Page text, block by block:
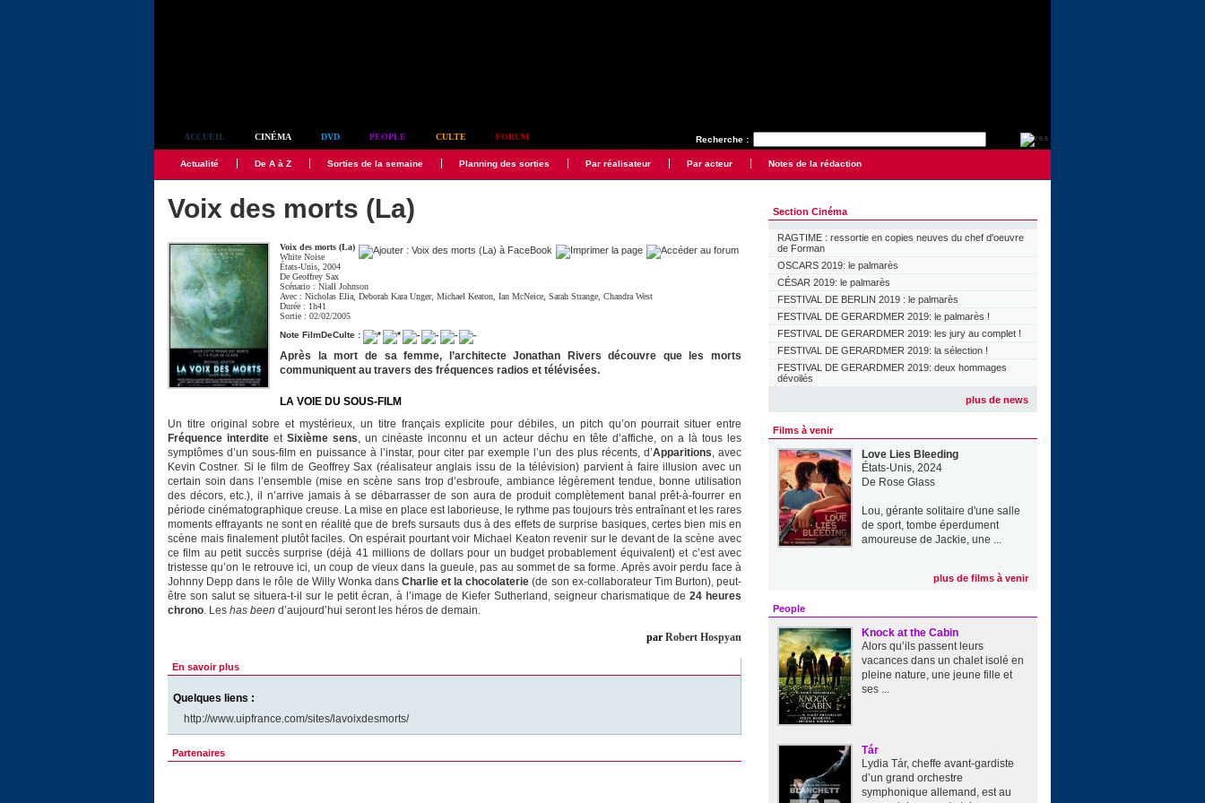
Recherche :
ACCUEIL CINÉMA DVD PEOPLE CULTE FORUM
Actualité De A à Z Sorties de la semaine Planning des sorties Par réalisateur Par acteur Notes de la rédaction
Voix des morts (La)
Voix des morts (La)
White Noise
États-Unis, 2004
DeGeoffrey Sax
Scénario :Niall Johnson
Avec :Nicholas Elia ,Deborah Kara Unger,Michael Keaton ,Ian McNeice ,Sarah Strange ,Chandra West
Durée : 1h41
Sortie : 02/02/2005
Note FilmDeCulte :
Après la mort de sa femme, l’architecte Jonathan Rivers découvre que les morts
communiquent au travers des fréquences radios et télévisées.
LA VOIE DU SOUS-FILM
Un titre original sobre et mystérieux, un titre français explicite pour débiles, un pitch qu’on pourrait situer entre
Fréquence interdite etSixième sens, un cinéaste inconnu et un acteur déchu en tête d’affiche, on a là tous les
symptômes d’un sous-film en puissance à l’instar, pour citer par exemple l’un des plus récents, d’Apparitions, avec
Kevin Costner. Si le film de Geoffrey Sax (réalisateur anglais issu de la télévision) parvient à faire illusion avec un
certain soin dans l’ensemble (mise en scène sans trop d’esbroufe, ambiance légèrement tendue, bonne utilisation
des décors, etc.), il n’arrive jamais à se débarrasser de son aura de produit complètement banal prêt-à-fourrer en
période cinématographique creuse. La mise en place est laborieuse, le rythme pas toujours très entraînant et les rares
moments effrayants ne sont en réalité que de brefs sursauts dus à des effets de surprise basiques, certes bien mis en
scène mais finalement plutôt faciles. On espérait pourtant voir Michael Keaton revenir sur le devant de la scène avec
ce film au petit succès surprise (déjà 41 millions de dollars pour un budget probablement équivalent) et c’est avec
tristesse qu’on le retrouve ici, un coup de vieux dans la gueule, pas au sommet de sa forme. Après avoir perdu face à
Johnny Depp dans le rôle de Willy Wonka dans Charlie et la chocolaterie (de son ex-collaborateur Tim Burton), peut-
être son salut se situera-t-il sur le petit écran, à l’image de Kiefer Sutherland, seigneur charismatique de 24 heures
chrono. Les has been d’aujourd’hui seront les héros de demain.
par Robert Hospyan
En savoir plus
Quelques liens :
http://www.uipfrance.com/sites/lavoixdesmorts/
Partenaires
Section Cinéma
RAGTIME : ressortie en copies neuves du chef d'oeuvre
de Forman
OSCARS 2019: le palmarès
CÉSAR 2019: le palmarès
FESTIVAL DE BERLIN 2019 : le palmarès
FESTIVAL DE GERARDMER 2019: le palmarès !
FESTIVAL DE GERARDMER 2019: les jury au complet !
FESTIVAL DE GERARDMER 2019: la sélection !
FESTIVAL DE GERARDMER 2019: deux hommages
dévoilés
plus de news
Films à venir
Love Lies Bleeding
États-Unis, 2024
De Rose Glass
Lou, gérante solitaire d'une salle
de sport, tombe éperdument
amoureuse de Jackie, une ...
plus de films à venir
People
Knock at the Cabin
Alors qu’ils passent leurs
vacances dans un chalet isolé en
pleine nature, une jeune fille et
ses ...
Tár
Lydia Tár, cheffe avant-gardiste
d’un grand orchestre
symphonique allemand, est au